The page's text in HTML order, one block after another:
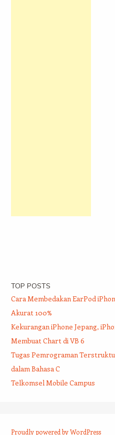
TOP POSTS
Cara Membedakan EarPod
Akurat 100%
Kekurangan iPhone Jepang,
Membuat Chart di VB 6
Tugas Pemrograman
dalam Bahasa C
Telkomsel Mobile Campus
Proudly powered by WordPress